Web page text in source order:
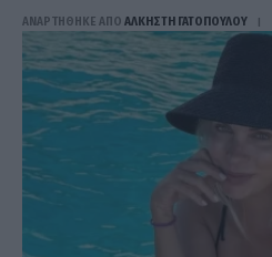
ΑΝΑΡΤΗΘΗΚΕ ΑΠΟ ΆΛΚΗΣΤΗ ΓΑΤΟΠΟΎΛΟΥ